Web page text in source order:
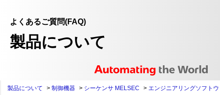
よくあるご質問(FAQ)
製品について
製品について > 制御機器 > シーケンサ MELSEC > エンジニアリングソフト